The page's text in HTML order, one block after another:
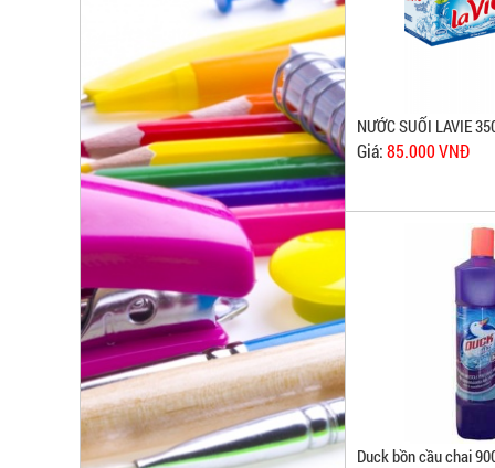
NƯỚC SUỐI LAVIE
Giá:85.000 VNĐ
Duck bồn cầu chai